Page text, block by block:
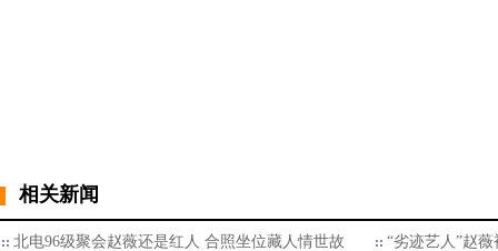
相关新闻
北电96级聚会赵薇还是红人 合照坐位藏人情世故
“劣迹艺人”赵